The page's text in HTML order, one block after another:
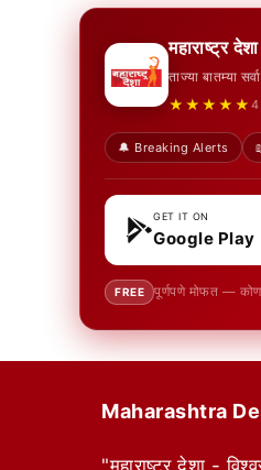
महाराष्ट्र
ताज्या बातम्या
★★★★★
🔔 Breaking Alerts
GET IT ON
Google Play
FREE पूर्णपणे मोफत —
Maharashtra
"महाराष्ट्र देशा -